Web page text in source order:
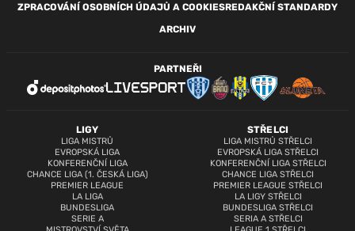
ZPRACOVÁNÍ OSOBNÍCH ÚDAJŮ A COOKIESREDAKČNÍ STANDARDY
ARCHIV
LIGY
LIGA MISTRŮ
EVROPSKÁ LIGA
KONFERENČNÍ LIGA
CHANCE LIGA (1. ČESKÁ LIGA)
PREMIER LEAGUE
LA LIGA
BUNDESLIGA
SERIE A
STŘELCI
LIGA MISTRŮ STŘELCI
EVROPSKÁ LIGA STŘELCI
KONFERENČNÍ LIGA STŘELCI
CHANCE LIGA STŘELCI
PREMIER LEAGUE STŘELCI
LA LIGY STŘELCI
BUNDESLIGA STŘELCI
SERIA A STŘELCI
PARTNEŘI